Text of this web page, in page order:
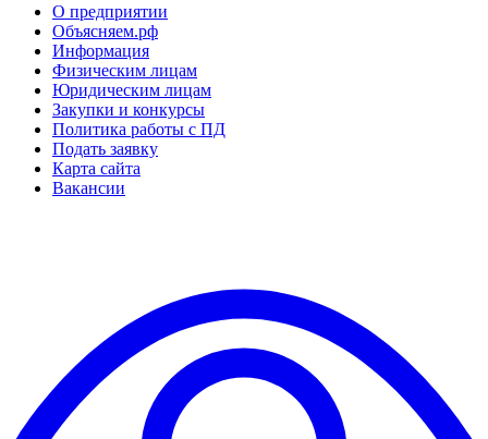
О предприятии
Объясняем.рф
Информация
Физическим лицам
Юридическим лицам
Закупки и конкурсы
Политика работы с ПД
Подать заявку
Карта сайта
Вакансии